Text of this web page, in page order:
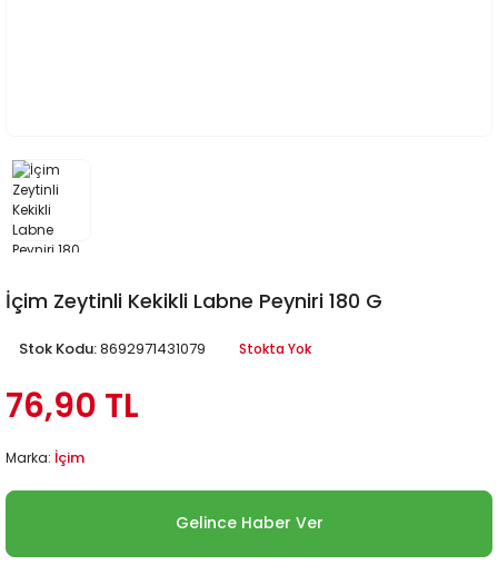
İçim Zeytinli Kekikli Labne Peyniri 180 G
Stok Kodu:8692971431079 Stokta Yok
76,90 TL
Marka: İçim
Gelince Haber Ver